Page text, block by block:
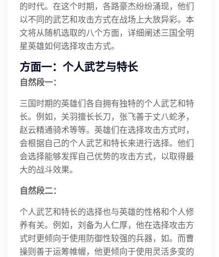
的时代。在这个时期，各路豪杰纷纷涌现，他们
以不同的武艺和攻击方式在战场上大放异彩。本
文将从随机选取的八个方面，详细阐述三国全明
星英雄如何选择攻击方式。
方面一：个人武艺与特长
自然段一：
三国时期的英雄们各自拥有独特的个人武艺和特
长。例如，关羽擅长长刀，张飞善于丈八蛇矛，
赵云精通骑术等等。英雄们在选择攻击方式时，
会根据自己的个人武艺和特长来进行选择。他们
会选择能够发挥自己优势的攻击方式，以取得最
大的战斗效果。
自然段二：
个人武艺和特长的选择也与英雄的性格和个人修
养有关。例如，刘备为人仁厚，他在选择攻击方
式时更倾向于使用防御性较强的兵器，如。而曹
操则善于运筹帷幄，他更倾向于使用灵活多变的